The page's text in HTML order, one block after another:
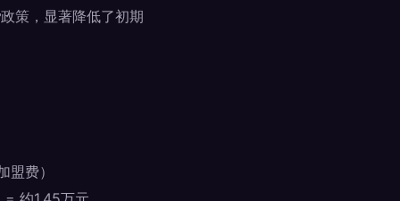
政策，显著降低了初期
费）